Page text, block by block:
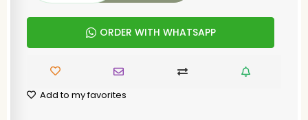
ORDER WITH WHATSAPP
Add to my favorites